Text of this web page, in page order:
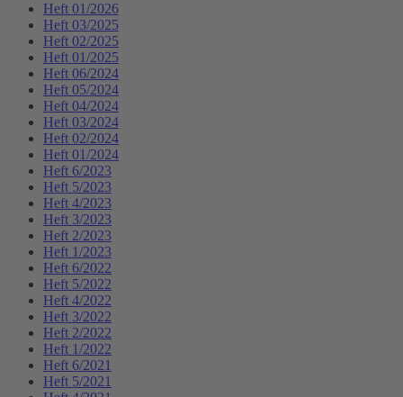
Heft 01/2026
Heft 03/2025
Heft 02/2025
Heft 01/2025
Heft 06/2024
Heft 05/2024
Heft 04/2024
Heft 03/2024
Heft 02/2024
Heft 01/2024
Heft 6/2023
Heft 5/2023
Heft 4/2023
Heft 3/2023
Heft 2/2023
Heft 1/2023
Heft 6/2022
Heft 5/2022
Heft 4/2022
Heft 3/2022
Heft 2/2022
Heft 1/2022
Heft 6/2021
Heft 5/2021